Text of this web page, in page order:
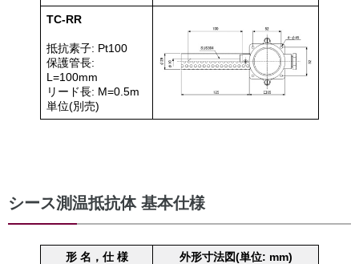
TC-RR
抵抗素子: Pt100
保護管長:
L=100mm
リード長: M=0.5m
単位(別売)
シース測温抵抗体 基本仕様
形 名，仕 様
外形寸法図(単位: mm)